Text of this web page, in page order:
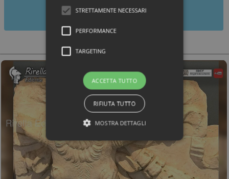
STRETTAMENTE NECESSARI
PERFORMANCE
TARGETING
ACCETTA TUTTO
RIFIUTA TUTTO
MOSTRA DETTAGLI